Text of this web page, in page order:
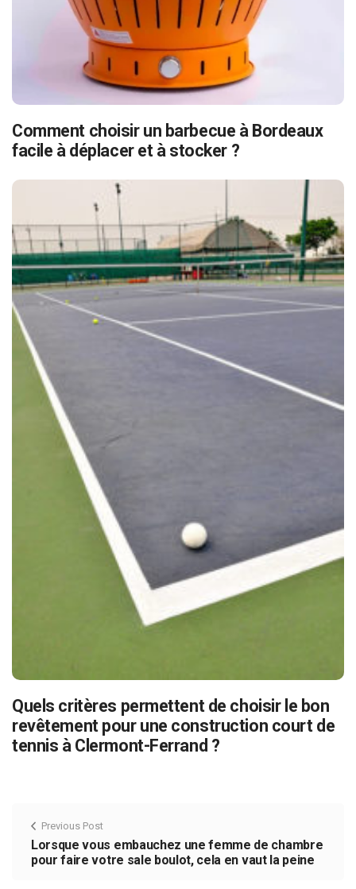
Comment choisir un barbecue à Bordeaux
facile à déplacer et à stocker ?
Quels critères permettent de choisir le bon
revêtement pour une construction court de
tennis à Clermont-Ferrand ?
Previous Post
Lorsque vous embauchez une femme de chambre
pour faire votre sale boulot, cela en vaut la peine